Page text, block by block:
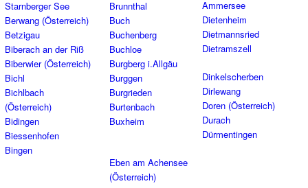
Starnberger See
Berwang (Österreich)
Betzigau
Biberach an der Riß
Biberwier (Österreich)
Bichl
Bichlbach
(Österreich)
Bidingen
Biessenhofen
Bingen
Brunnthal
Buch
Buchenberg
Buchloe
Burgberg i.Allgäu
Burggen
Burgrieden
Burtenbach
Buxheim
Ammersee
Dietenheim
Dietmannsried
Dietramszell
Dinkelscherben
Dirlewang
Doren (Österreich)
Durach
Dürmentingen
Eben am Achensee
(Österreich)